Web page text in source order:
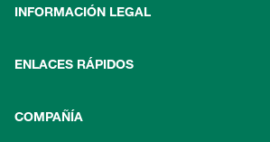
INFORMACIÓN LEGAL
ENLACES RÁPIDOS
COMPAÑÍA